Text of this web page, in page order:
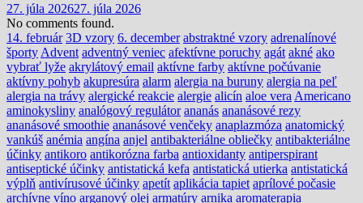
27. júla 202627. júla 2026
No comments found.
14. február 3D vzory 6. december abstraktné vzory adrenalínové
športy Advent adventný veniec afektívne poruchy agát akné ako
vybrať lyže akrylátový email aktívne farby aktívne počúvanie
aktívny pohyb akupresúra alarm alergia na buruny alergia na peľ
alergia na trávy alergické reakcie alergie alicín aloe vera Americano
aminokysliny analógový regulátor ananás ananásové rezy
ananásové smoothie ananásové venčeky anaplazmóza anatomický
vankúš anémia angína anjel antibakteriálne obliečky antibakteriálne
účinky antikoro antikorózna farba antioxidanty antiperspirant
antiseptické účinky antistatická kefa antistatická utierka antistatická
výplň antivírusové účinky apetít aplikácia tapiet aprílové počasie
archívne víno arganový olej armatúry arnika aromaterapia